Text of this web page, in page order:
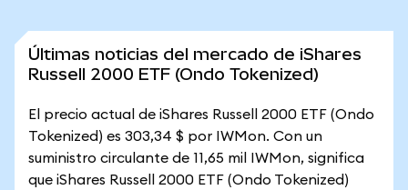
Últimas noticias del mercado de iShares
Russell 2000 ETF (Ondo Tokenized)
El precio actual de iShares Russell 2000 ETF (Ondo
Tokenized) es 303,34 $ por IWMon. Con un
suministro circulante de 11,65 mil IWMon, significa
que iShares Russell 2000 ETF (Ondo Tokenized)